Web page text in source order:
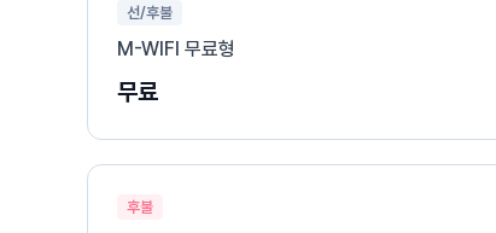
선/후불
M-WIFI 무료형
무료
후불